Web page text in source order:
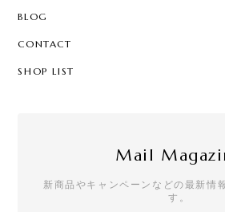
BLOG
CONTACT
SHOP LIST
Mail
新商品やキャンペーンなどの最新情
す。